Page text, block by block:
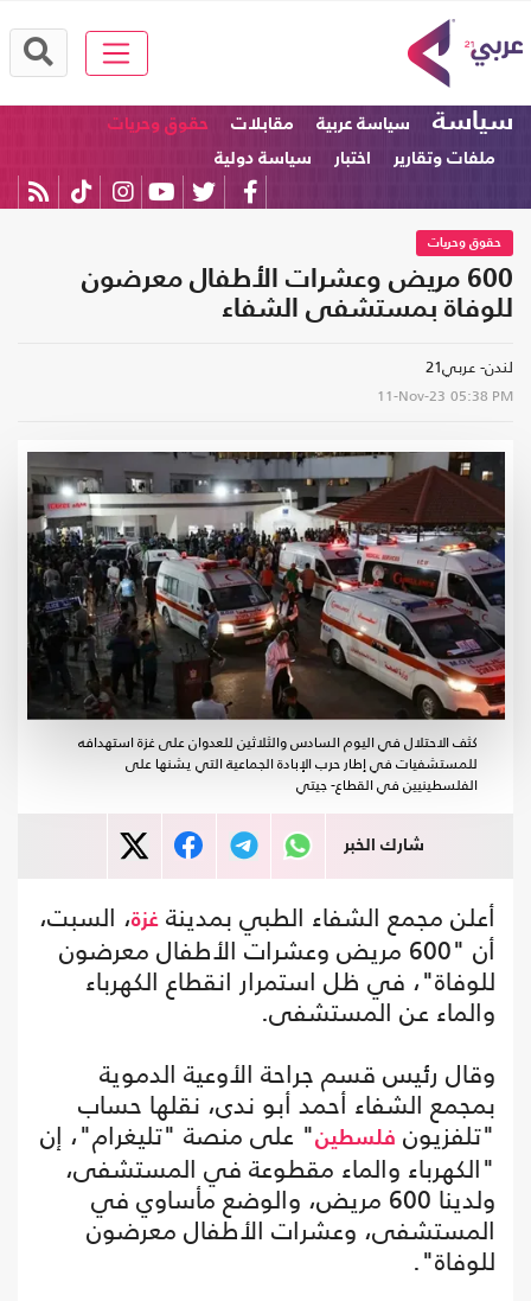
سياسة سياسة عربية مقابلات
حقوق وحريات
ملفات وتقارير
اختبار سياسة دولية
حقوق وحريات
600 مريض وعشرات الأطفال معرضون
للوفاة بمستشفى الشفاء
لندن- عربي21
11-Nov-23 05:38 PM
كثف الاحتلال في اليوم السادس والثلاثين للعدوان على غزة استهدافه
للمستشفيات في إطار حرب الإبادة الجماعية التي يشنها على
الفلسطينيين في القطاع- جيتي
شارك الخبر
أعلن مجمع الشفاء الطبي بمدينة غزة، السبت،
أن "600 مريض وعشرات الأطفال معرضون
للوفاة"، في ظل استمرار انقطاع الكهرباء
والماء عن المستشفى.
وقال رئيس قسم جراحة الأوعية الدموية
بمجمع الشفاء أحمد أبو ندى، نقلها حساب
"تلفزيون فلسطين" على منصة "تليغرام"، إن
"الكهرباء والماء مقطوعة في المستشفى،
ولدينا 600 مريض، والوضع مأساوي في
المستشفى، وعشرات الأطفال معرضون
للوفاة".